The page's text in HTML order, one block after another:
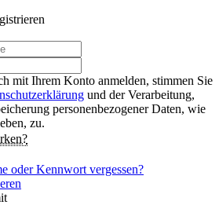
mit Ihrem Konto anmelden, stimmen Sie
und der Verarbeitung,
personenbezogener Daten, wie
zu.
oder Kennwort vergessen?